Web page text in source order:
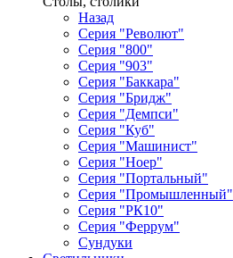
Назад
Серия "Револют"
Серия "800"
Серия "903"
Серия "Баккара"
Серия "Бридж"
Серия "Демпси"
Серия "Куб"
Серия "Машинист"
Серия "Ноер"
Серия "Портальный"
Серия "Промышленный"
Серия "РК10"
Серия "Феррум"
Сундуки